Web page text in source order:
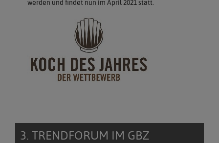
werden und findet nun im April 2021 statt.
3. TRENDFORUM IM GBZ